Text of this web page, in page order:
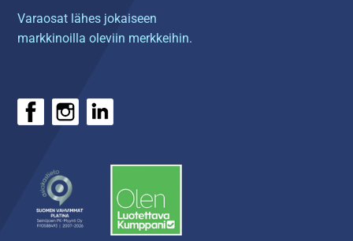
Varaosat lähes jokaiseen
markkinoilla oleviin merkkeihin.